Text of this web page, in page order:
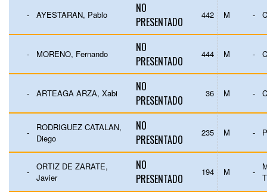
- AYESTARAN, Pablo
NO
PRESENTADO
442 M -
- MORENO, Fernando
NO
PRESENTADO
444 M -
- ARTEAGA ARZA, Xabi
NO
PRESENTADO
36 M -
-
RODRIGUEZ CATALAN,
Diego
NO
PRESENTADO
235 M -
-
ORTIZ DE ZARATE,
Javier
NO
PRESENTADO
194 M -